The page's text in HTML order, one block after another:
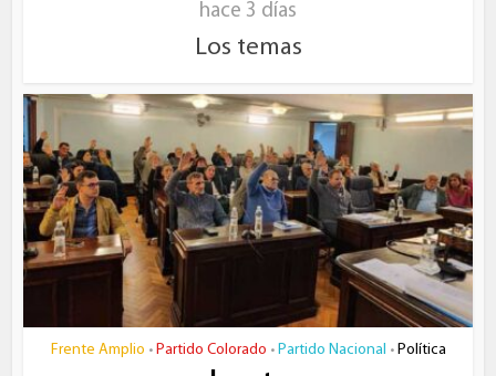
hace 3 días
Los temas
Frente Amplio • Partido Colorado • Partido Nacional • Política